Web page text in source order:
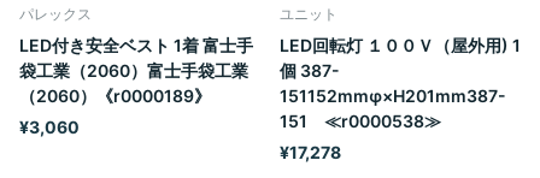
パレックス
LED付き安全ベスト 1着 富士手
袋工業（2060）富士手袋工業
（2060）《r0000189》
¥3,060
ユニット
LED回転灯 １００Ｖ（屋外用) 1
個 387-
151152mmφ×H201mm387-
151 ≪r0000538≫
¥17,278